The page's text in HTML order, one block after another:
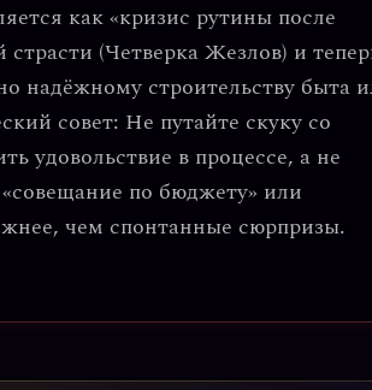
как«кризис рутины после
(Четверка Жезлов) и
надёжному строительству быта
совет: Не путайте скуку со
удовольствие в процессе, а не
по бюджету» или
чем спонтанные сюрпризы.